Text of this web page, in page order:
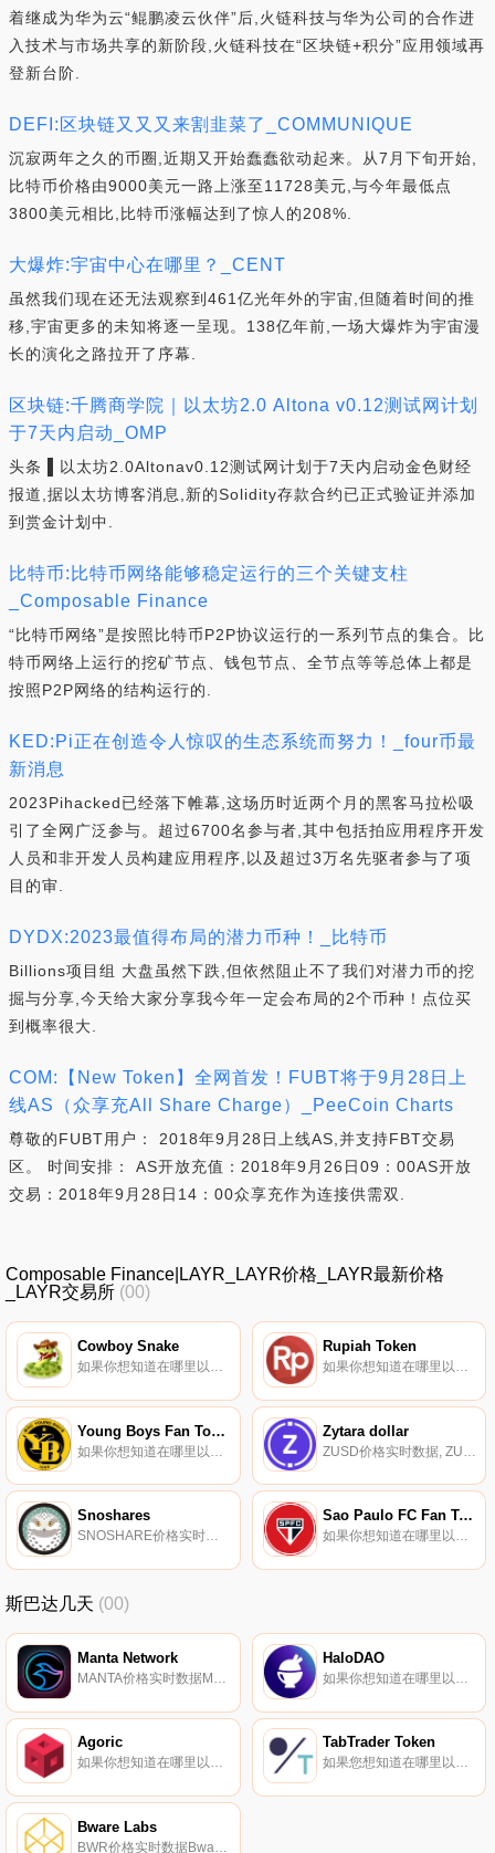
着继成为华为云“鲲鹏凌云伙伴”后,火链科技与华为公司的合作进
入技术与市场共享的新阶段,火链科技在“区块链+积分”应用领域再
登新台阶.
DEFI:区块链又又又来割韭菜了_COMMUNIQUE
沉寂两年之久的币圈,近期又开始蠢蠢欲动起来。从7月下旬开始,
比特币价格由9000美元一路上涨至11728美元,与今年最低点
3800美元相比,比特币涨幅达到了惊人的208%.
大爆炸:宇宙中心在哪里？_CENT
虽然我们现在还无法观察到461亿光年外的宇宙,但随着时间的推
移,宇宙更多的未知将逐一呈现。138亿年前,一场大爆炸为宇宙漫
长的演化之路拉开了序幕.
区块链:千腾商学院｜以太坊2.0 Altona v0.12测试网计划
于7天内启动_OMP
头条 ▌以太坊2.0Altonav0.12测试网计划于7天内启动金色财经
报道,据以太坊博客消息,新的Solidity存款合约已正式验证并添加
到赏金计划中.
比特币:比特币网络能够稳定运行的三个关键支柱
_Composable Finance
“比特币网络”是按照比特币P2P协议运行的一系列节点的集合。比
特币网络上运行的挖矿节点、钱包节点、全节点等等总体上都是
按照P2P网络的结构运行的.
KED:Pi正在创造令人惊叹的生态系统而努力！_four币最
新消息
2023Pihacked已经落下帷幕,这场历时近两个月的黑客马拉松吸
引了全网广泛参与。超过6700名参与者,其中包括拍应用程序开发
人员和非开发人员构建应用程序,以及超过3万名先驱者参与了项
目的审.
DYDX:2023最值得布局的潜力币种！_比特币
Billions项目组 大盘虽然下跌,但依然阻止不了我们对潜力币的挖
掘与分享,今天给大家分享我今年一定会布局的2个币种！点位买
到概率很大.
COM:【New Token】全网首发！FUBT将于9月28日上
线AS（众享充All Share Charge）_PeeCoin Charts
尊敬的FUBT用户： 2018年9月28日上线AS,并支持FBT交易
区。 时间安排： AS开放充值：2018年9月26日09：00AS开放
交易：2018年9月28日14：00众享充作为连接供需双.
Composable Finance|LAYR_LAYR价格_LAYR最新价格
_LAYR交易所 (00)
Cowboy Snake
如果你想知道在哪里以当前价格购买Cowboy Snake,目前交易{Cowboy Snake]股票的顶级加密货币交易所是PancakeSwap（V2）。您可以在我们的加密货币交易所页面上找到其他列表.
Rupiah Token
如果你想知道在哪里以当前价格购买Rupiah Token,目前交易{Rupiah Token]股票的顶级加密货币交易所是Uniswap（V3）、HitBTC、Uniswap和Uniswap。您可以在我们的加密货币交易所页面上找到其他列表.
Young Boys Fan Token Zytara dollar
Snoshares
SNOSHARE价格实时数据, "；Snowy Owl是一种算法稳定币协议,通过siegniorage与雪崩上的一个$JOE代币挂钩.
Sao Paulo FC Fan Token
如果你想知道在哪里以当前价格购买Sao Paulo FC Fan Token,目前交易{Sao Paulo FC Fan Token]股票的顶级加密货币交易所是DigiFinex、Gate.io、MEXC和Chiliz。您可以在我们的加密货币交易所页面上找到其他列表.
斯巴达几天 (00)
Manta Network HaloDAO
Agoric
如果你想知道在哪里以当前价格购买Agoric,目前交易{Agoric]股票的顶级加密货币交易所是HuoBLD和Coinlist Pro。您可以在我们的加密货币交易所页面上找到其他列表.
TabTrader Token
如果您想知道在哪里以当前价格购买TabTrader Token,目前交易｛TTTnname｝股票的顶级加密货币交易所是Gate.io。您可以在我们的加密货币交易所页面上找到其他交易所.
Bware Labs
BWR价格实时数据Bware Labs为区块链API消费者和节点提供商之间提供了一个接口,提供了集成的支付选项和经过验证的可靠性,所有这些都嵌入了我们的平台和协议服务中.